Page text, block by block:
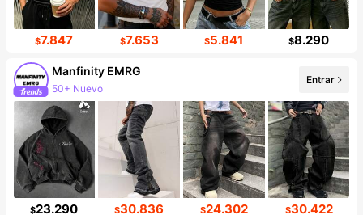
$7.847 $7.653 $5.841 $8.290
Manfinity EMRG
50+ Nuevo
Entrar
$23.290 $30.836 $24.302 $30.422